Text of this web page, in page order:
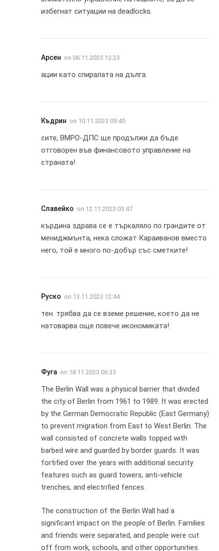
избегнат ситуации на deadlocks.
Арсен on 06.11.2023 12:23
ации като спиралата на дълга.
Къдрин on 10.11.2023 09:40
сите, ВМРО-ДПС ще продължи да бъде
отговорен във финансовото управление на
страната!
Славейко on 12.11.2023 03:47
кърдина здрава се е търкаляло по грандите от
мениджмънта, нека сложат Караиванов вместо
него, той е много по-добър със сметките!
Руско on 13.11.2023 12:44
тен. трябва да се вземе решение, което да не
натоварва още повече икономиката!
Фуга on 18.11.2023 06:35
The Berlin Wall was a physical barrier that divided
the city of Berlin from 1961 to 1989. It was erected
by the German Democratic Republic (East Germany)
to prevent migration from East to West Berlin. The
wall consisted of concrete walls topped with
barbed wire and guarded by border guards. It was
fortified over the years with additional security
features such as guard towers, anti-vehicle
trenches, and electrified fences.
The construction of the Berlin Wall had a
significant impact on the people of Berlin. Families
and friends were separated, and people were cut
off from work, schools, and other opportunities.